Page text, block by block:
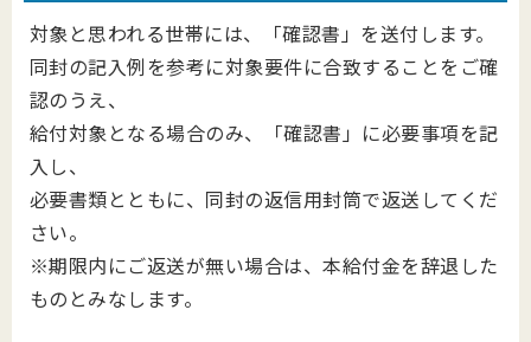
対象と思われる世帯には、「確認書」を送付します。
同封の記入例を参考に対象要件に合致することをご確
認のうえ、
給付対象となる場合のみ、「確認書」に必要事項を記
入し、
必要書類とともに、同封の返信用封筒で返送してくだ
さい。
※期限内にご返送が無い場合は、本給付金を辞退した
ものとみなします。